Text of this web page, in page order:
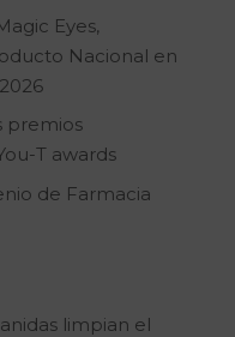
Eyes,
Nacional en
premios
T awards
de Farmacia
limpian el